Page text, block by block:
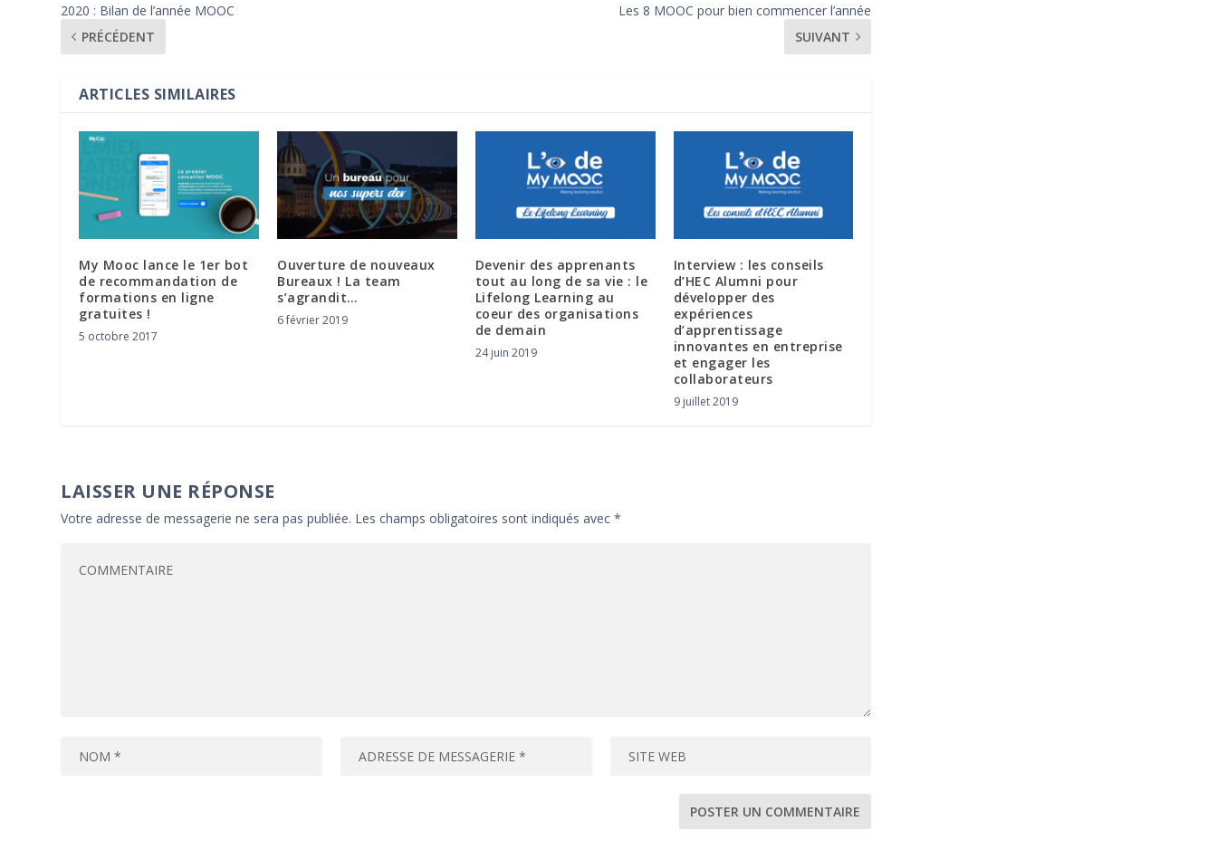
2020 : Bilan de l’année MOOC
PRÉCÉDENT
Les 8 MOOC pour bien commencer l’année
SUIVANT
ARTICLES SIMILAIRES
My Mooc lance le 1er bot
de recommandation de
formations en ligne
gratuites !
5 octobre 2017
Ouverture de nouveaux
Bureaux ! La team
s’agrandit…
6 février 2019
Devenir des apprenants
tout au long de sa vie : le
Lifelong Learning au
coeur des organisations
de demain
24 juin 2019
Interview : les conseils
d’HEC Alumni pour
développer des
expériences
d’apprentissage
innovantes en entreprise
et engager les
collaborateurs
9 juillet 2019
LAISSER UNE RÉPONSE
Votre adresse de messagerie ne sera pas publiée. Les champs obligatoires sont indiqués avec*